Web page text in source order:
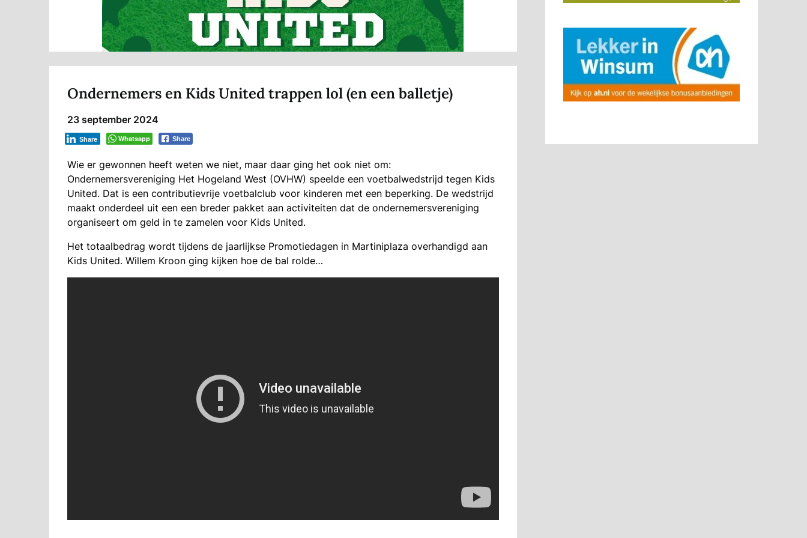
Ondernemers en Kids United trappen lol (en een balletje)
23 september 2024
Whatsapp Share
Share
Wie er gewonnen heeft weten we niet, maar daar ging het ook niet om:
Ondernemersvereniging Het Hogeland West (OVHW) speelde een voetbalwedstrijd tegen Kids
United. Dat is een contributievrije voetbalclub voor kinderen met een beperking. De wedstrijd
maakt onderdeel uit een een breder pakket aan activiteiten dat de ondernemersvereniging
organiseert om geld in te zamelen voor Kids United.
Het totaalbedrag wordt tijdens de jaarlijkse Promotiedagen in Martiniplaza overhandigd aan
Kids United. Willem Kroon ging kijken hoe de bal rolde…